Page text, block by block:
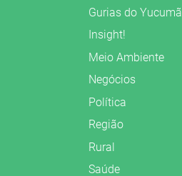
Gurias do Yucumã
Insight!
Meio Ambiente
Negócios
Política
Região
Rural
Saúde